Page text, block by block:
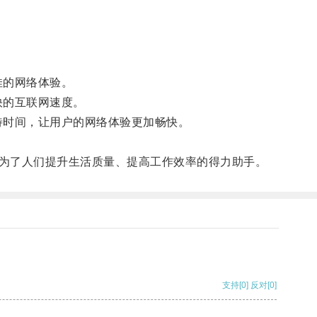
网络体验。
互联网速度。
间，让用户的网络体验更加畅快。
人们提升生活质量、提高工作效率的得力助手。
支持[0] 反对[0]